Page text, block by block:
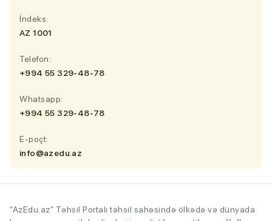
İndeks:
AZ 1001
Telefon:
+994 55 329-48-78
Whatsapp:
+994 55 329-48-78
E-poçt:
info@azedu.az
“AzEdu.az” Təhsil Portalı təhsil sahəsində ölkədə və dünyada